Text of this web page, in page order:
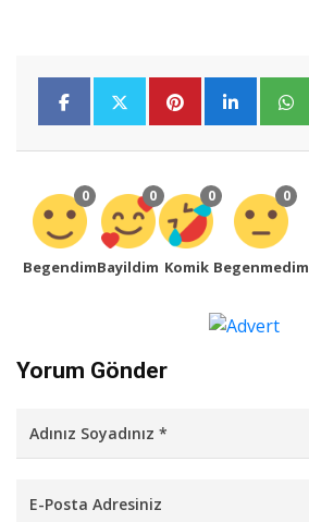
0
Begendim
0
Bayildim
0
Komik
0
Begenmedim
Yorum Gönder